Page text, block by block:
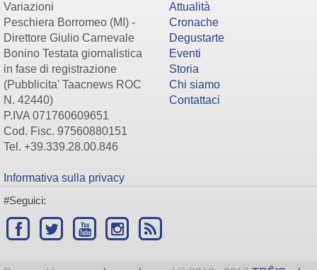
Variazioni
Peschiera Borromeo (MI) -
Direttore Giulio Carnevale
Bonino Testata giornalistica
in fase di registrazione
(Pubblicita' Taacnews ROC
N. 42440)
P.IVA 071760609651
Cod. Fisc. 97560880151
Tel. +39.339.28.00.846
Informativa sulla privacy
Attualità
Cronache
Degustarte
Eventi
Storia
Chi siamo
Contattaci
#Seguici: